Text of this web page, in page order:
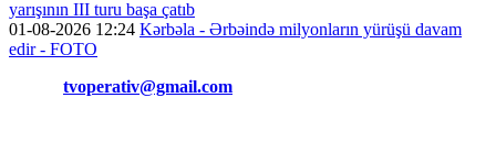
yarışının III turu başa çatıb
01-08-2026 12:24 Kərbəla - Ərbəində milyonların yürüşü davam
edir - FOTO
tvoperativ@gmail.com